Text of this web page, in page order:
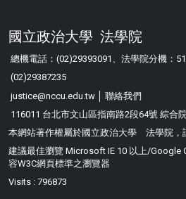
國立政治大學 法學院
總機電話：(02)29393091、法學院分機：
(02)29387235
justice@nccu.edu.tw │聯絡我們
116011 台北市文山區指南路2段64號 綜合
本網站著作權屬於國立政治大學 法學院，
建議最佳瀏覽 Microsoft IE 10 以上/Google
容W3C網頁標準之瀏覽器
Visits : 796873